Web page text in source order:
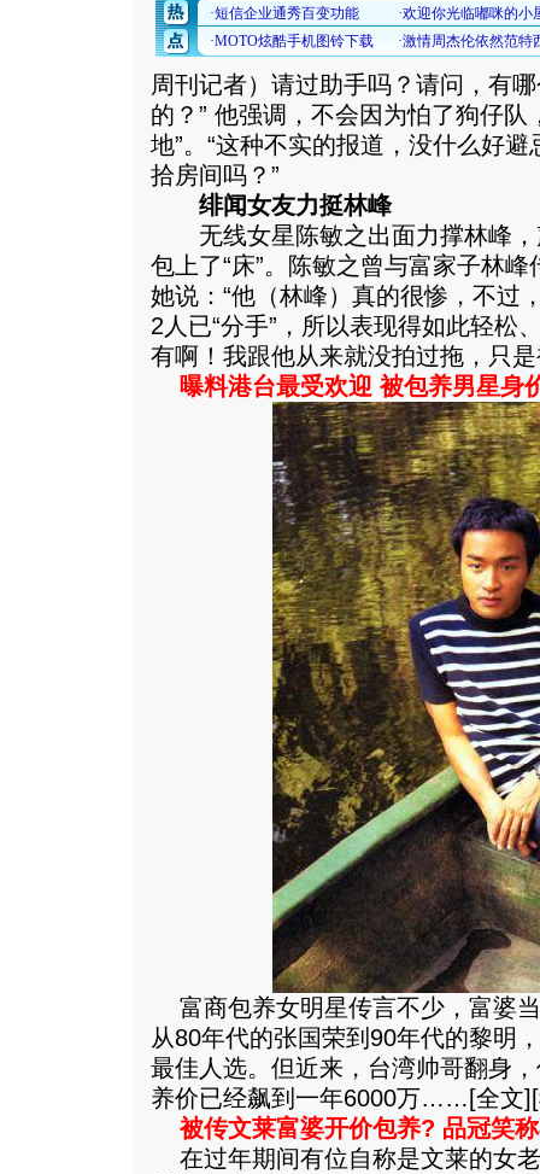
周刊记者）请过助手吗？请问，有
的？” 他强调，不会因为怕了狗仔队
地”。“这种不实的报道，没什么好
拾房间吗？”
绯闻女友力挺林峰
无线女星陈敏之出面力撑林峰，
包上了“床”。陈敏之曾与富家子林
她说：“他（林峰）真的很惨，不过
2人已“分手”，所以表现得如此轻松
有啊！我跟他从来就没拍过拖，只
曝料港台最受欢迎 被包养男星身
富商包养女明星传言不少，富婆
从80年代的张国荣到90年代的黎明
最佳人选。但近来，台湾帅哥翻身
养价已经飙到一年6000万……[全文][
被传文莱富婆开价包养? 品冠笑
在过年期间有位自称是文莱的女